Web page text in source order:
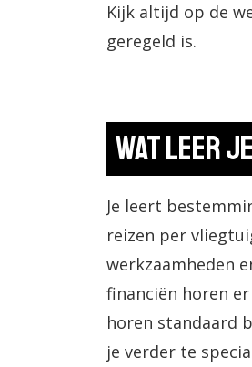
Kijk altijd op de
geregeld is.
Wat leer
Je leert
reizen per
werkzaamheden
financiën horen
horen standaard
je verder te